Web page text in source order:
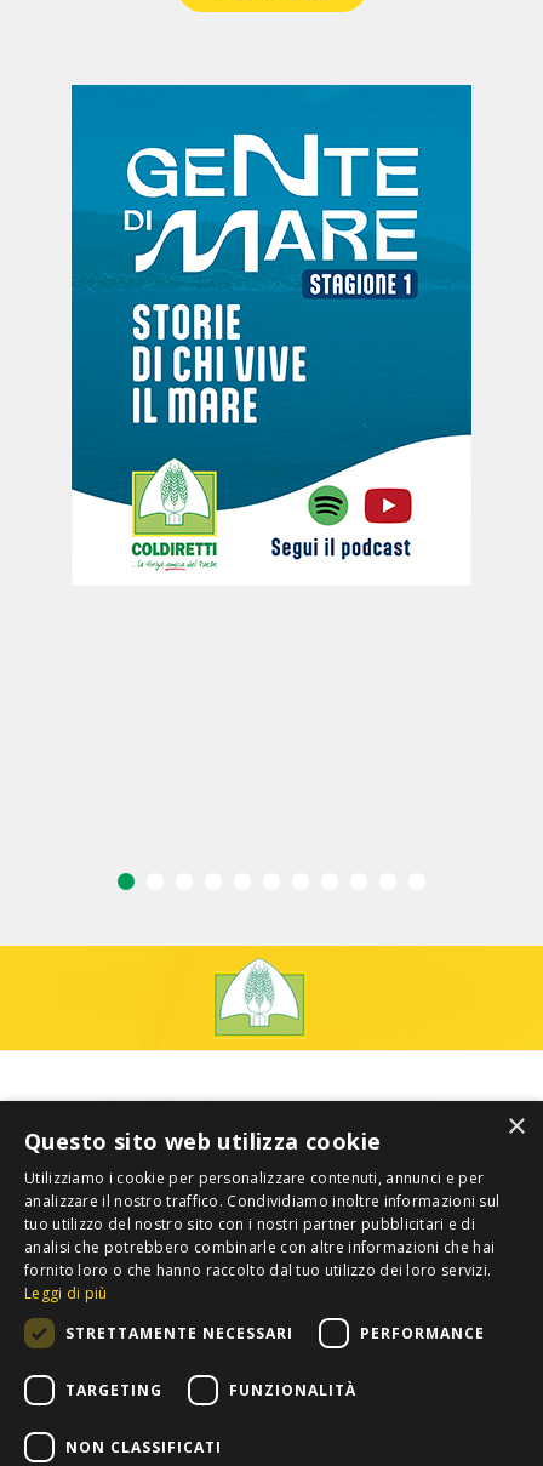
×
Questo sito web utilizza cookie
Utilizziamo i cookie per personalizzare contenuti, annunci e per
analizzare il nostro traffico. Condividiamo inoltre informazioni sul
tuo utilizzo del nostro sito con i nostri partner pubblicitari e di
analisi che potrebbero combinarle con altre informazioni che hai
fornito loro o che hanno raccolto dal tuo utilizzo dei loro servizi.
Leggi di più
STRETTAMENTE NECESSARI
PERFORMANCE
TARGETING FUNZIONALITÀ
NON CLASSIFICATI